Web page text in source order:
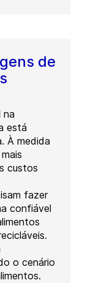
de
na
está
À medida
custos
fazer
confiável
o cenário